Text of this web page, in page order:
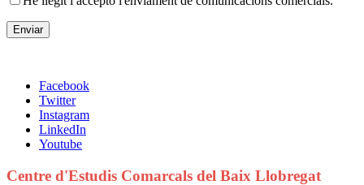
Facebook
Twitter
Instagram
LinkedIn
Youtube
Centre d'Estudis Comarcals del Baix Llobregat